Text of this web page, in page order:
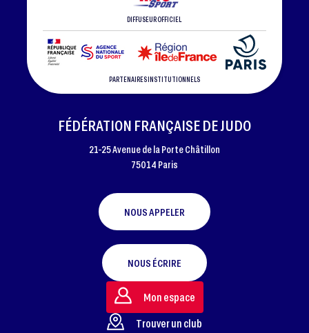
DIFFUSEUR OFFICIEL
PARTENAIRES INSTITUTIONNELS
FÉDÉRATION FRANÇAISE DE JUDO
21-25 Avenue de la Porte Châtillon
75014 Paris
NOUS APPELER
NOUS ÉCRIRE
Mon espace
Trouver un club